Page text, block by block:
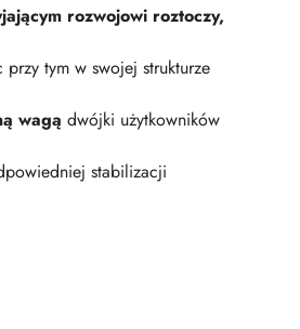
rozwojowi roztoczy,
tym w swojej strukturze
wagą dwójki użytkowników
stabilizacji